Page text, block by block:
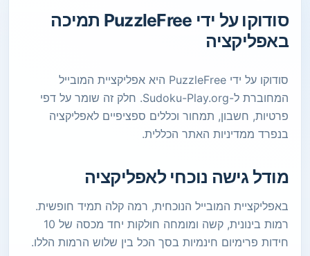
סודוקו על ידי PuzzleFree תמיכה
באפליקציה
סודוקו על ידי PuzzleFree היא אפליקציית המובייל
המחוברת ל-Sudoku-Play.org. חלק זה שומר על דפי
פרטיות, חשבון, תמחור וכללים ספציפיים לאפליקציה
בנפרד ממדיניות האתר הכללית.
מודל גישה נוכחי לאפליקציה
באפליקציית המובייל הנוכחית, רמה קלה תמיד חופשית.
רמות בינונית, קשה ומומחה חולקות יחד מכסה של 10
חידות פרימיום חינמיות בסך הכל בין שלוש הרמות הללו.